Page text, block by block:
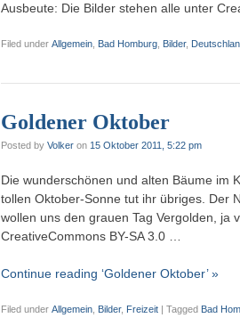
Ausbeute: Die Bilder stehen alle unter
Filed under Allgemein Bad Homburg Bilder,
Goldener Oktober
Posted by Volker on 15 Oktober 2011, 5:22 pm
Die wunderschönen und alten Bäume im
tollen Oktober-Sonne tut ihr übriges. Der
wollen uns den grauen Tag Vergolden, ja
CreativeCommons BY-SA 3.0 …
Continue reading ‘Goldener Oktober’ »
Filed under Allgemein Bilder, Freizeit | Tagged Bad